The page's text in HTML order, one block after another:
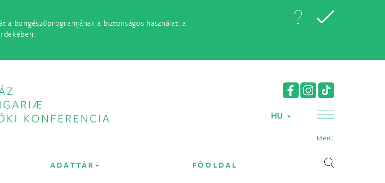
böngészőprogramjának a biztonságos használat, a
HU
Menü
ADATTÁR FŐOLDAL